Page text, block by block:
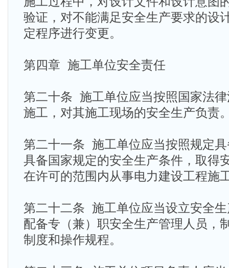
验证，对不能满足安全生产要求的设
定程序进行变更。
第四章 施工单位安全责任
第二十条 施工单位应当按照国家法
施工，对其施工现场的安全生产负责
第二十一条 施工单位应当按照规定
具备国家规定的安全生产条件，取得
在许可的范围内从事电力建设工程施
第二十二条 施工单位应当设立安全
配备专（兼）职安全生产管理人员，
制度和操作规程。